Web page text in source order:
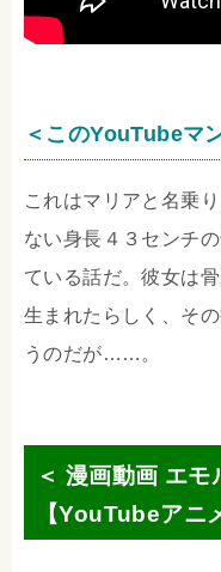
＜このYouTubeマ
これはマリアと名乗
ない身長４３センチ
ている話だ。彼女は
生まれたらしく、そ
うのだが……。
＜ 漫画動画 エモ
【YouTubeアニ